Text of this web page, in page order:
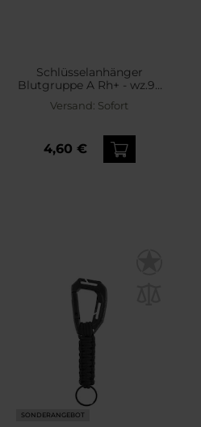
Schlüsselanhänger
Blutgruppe A Rh+ - wz.93
Pantera PL Woodland
Versand: Sofort
4,60 €
SONDERANGEBOT